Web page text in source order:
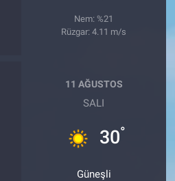
Nem: %21
Rüzgar: 4.11 m/s
11 AĞUSTOS
SALI
30°
Güneşli